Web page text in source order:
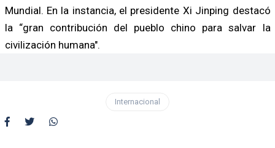
Mundial. En la instancia, el presidente Xi Jinping destacó
la “gran contribución del pueblo chino para salvar la
civilización humana".
Internacional